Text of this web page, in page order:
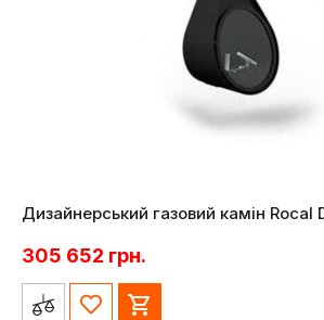
Дизайнерський газовий камін Rocal
305 652 грн.